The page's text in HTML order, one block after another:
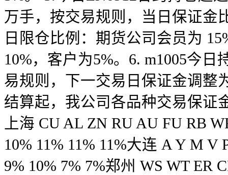
万手，按交易规则，当日保证金
日限仓比例：期货公司会员为
10%，客户为5%。6. m1005今日
易规则，下一交易日保证金调整
结算起，我公司各品种交易保证
上海 CU AL ZN RU AU FU RB
10% 11% 11% 11%大连 A Y M V
9% 10% 7% 7%郑州 WS WT ER